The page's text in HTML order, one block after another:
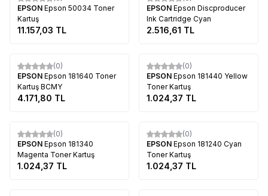
EPSON Epson 50034 Toner
Kartuş
11.157,03 TL
EPSON Epson Discproducer
Ink Cartridge Cyan
2.516,61 TL
(0)
EPSON Epson 181640 Toner
Kartuş BCMY
4.171,80 TL
(0)
EPSON Epson 181440 Yellow
Toner Kartuş
1.024,37 TL
(0)
EPSON Epson 181340
Magenta Toner Kartuş
1.024,37 TL
(0)
EPSON Epson 181240 Cyan
Toner Kartuş
1.024,37 TL